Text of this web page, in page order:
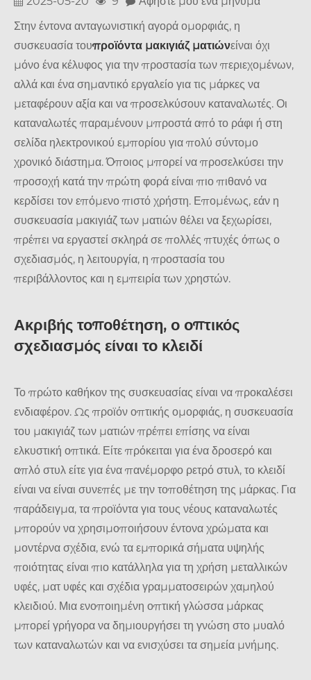
Στην έντονα ανταγωνιστική αγορά ομορφιάς, η
συσκευασία τουπροϊόντα μακιγιάζ ματιώνείναι όχι
μόνο ένα κέλυφος για την προστασία των περιεχομένων,
αλλά και ένα σημαντικό εργαλείο για τις μάρκες να
μεταφέρουν αξία και να προσελκύσουν καταναλωτές. Οι
καταναλωτές παραμένουν μπροστά από το ράφι ή στη
σελίδα ηλεκτρονικού εμπορίου για πολύ σύντομο
χρονικό διάστημα. Όποιος μπορεί να προσελκύσει την
προσοχή κατά την πρώτη φορά είναι πιο πιθανό να
κερδίσει τον επόμενο πιστό χρήστη. Επομένως, εάν η
συσκευασία μακιγιάζ των ματιών θέλει να ξεχωρίσει,
πρέπει να εργαστεί σκληρά σε πολλές πτυχές όπως ο
σχεδιασμός, η λειτουργία, η προστασία του
περιβάλλοντος και η εμπειρία των χρηστών.
Ακριβής τοποθέτηση, ο οπτικός
σχεδιασμός είναι το κλειδί
Το πρώτο καθήκον της συσκευασίας είναι να προκαλέσει
ενδιαφέρον. Ως προϊόν οπτικής ομορφιάς, η συσκευασία
του μακιγιάζ των ματιών πρέπει επίσης να είναι
ελκυστική οπτικά. Είτε πρόκειται για ένα δροσερό και
απλό στυλ είτε για ένα πανέμορφο ρετρό στυλ, το κλειδί
είναι να είναι συνεπές με την τοποθέτηση της μάρκας. Για
παράδειγμα, τα προϊόντα για τους νέους καταναλωτές
μπορούν να χρησιμοποιήσουν έντονα χρώματα και
μοντέρνα σχέδια, ενώ τα εμπορικά σήματα υψηλής
ποιότητας είναι πιο κατάλληλα για τη χρήση μεταλλικών
υφές, ματ υφές και σχέδια γραμματοσειρών χαμηλού
κλειδιού. Μια ενοποιημένη οπτική γλώσσα μάρκας
μπορεί γρήγορα να δημιουργήσει τη γνώση στο μυαλό
των καταναλωτών και να ενισχύσει τα σημεία μνήμης.